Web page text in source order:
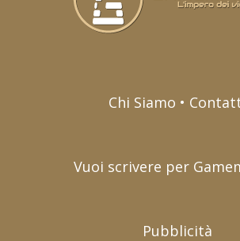
Chi Siamo •
Vuoi scrivere per
Pubblicità